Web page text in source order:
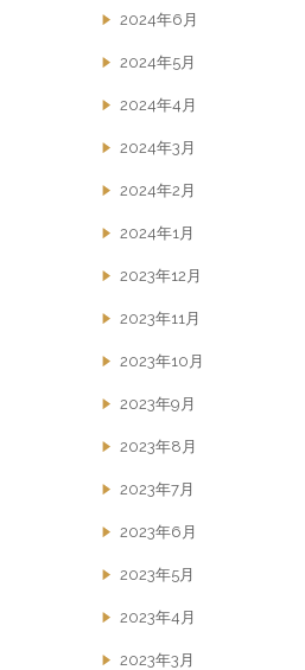
2024年6月
2024年5月
2024年4月
2024年3月
2024年2月
2024年1月
2023年12月
2023年11月
2023年10月
2023年9月
2023年8月
2023年7月
2023年6月
2023年5月
2023年4月
2023年3月